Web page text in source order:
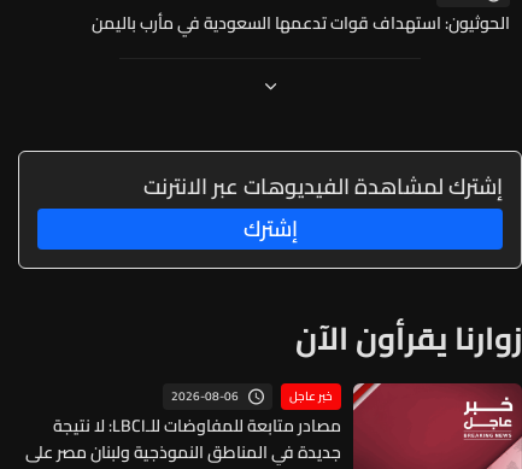
الحوثيون: استهداف قوات تدعمها السعودية في مأرب باليمن
إشترك لمشاهدة الفيديوهات عبر الانترنت
إشترك
زوارنا يقرأون الآن
خبر عاجل 2026-08-06
مصادر متابعة للمفاوضات للـLBCI: لا نتيجة
جديدة في المناطق النموذجية ولبنان مصر على